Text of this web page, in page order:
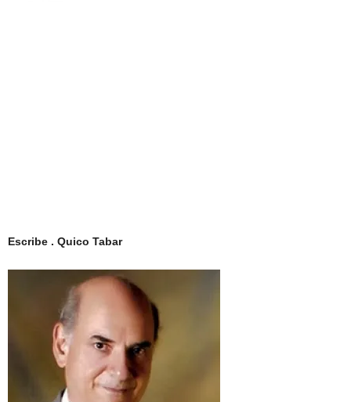
Escribe . Quico Tabar